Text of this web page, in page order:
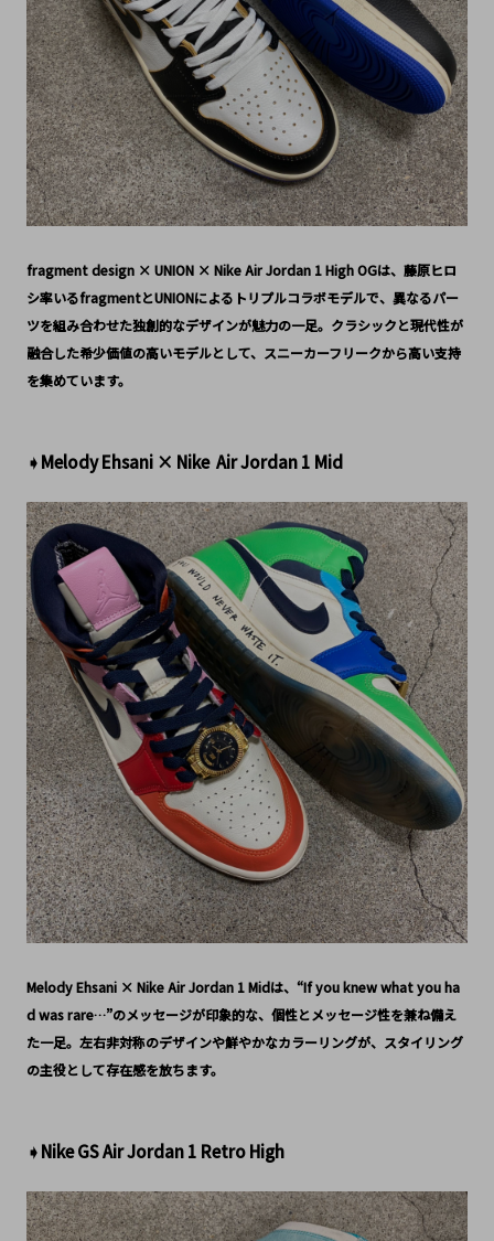
fragment design × UNION × Nike Air Jordan 1 High OGは、藤原ヒロ
シ率いるfragmentとUNIONによるトリプルコラボモデルで、異なるパー
ツを組み合わせた独創的なデザインが魅力の一足。クラシックと現代性が
融合した希少価値の高いモデルとして、スニーカーフリークから高い支持
を集めています。
➧Melody Ehsani × Nike  Air Jordan 1 Mid
Melody Ehsani × Nike Air Jordan 1 Midは、“If you knew what you ha
d was rare…”のメッセージが印象的な、個性とメッセージ性を兼ね備え
た一足。左右非対称のデザインや鮮やかなカラーリングが、スタイリング
の主役として存在感を放ちます。
➧Nike GS Air Jordan 1 Retro High